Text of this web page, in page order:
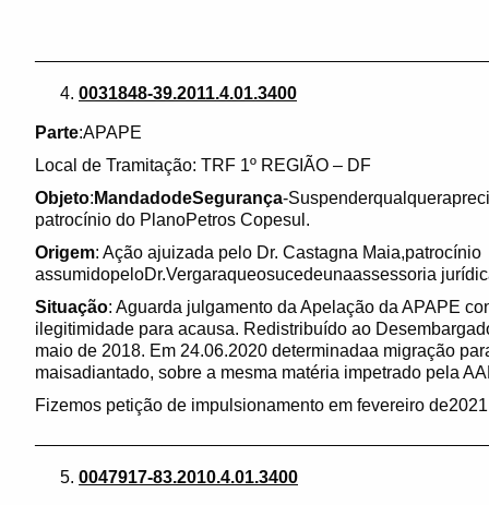
0031848-39.2011.4.01.3400
Parte:APAPE
Local de Tramitação: TRF 1º REGIÃO – DF
Objeto: MandadodeSegurança-
patrocínio do PlanoPetros Copesul.
Origem: Ação ajuizada pelo Dr. Castagna Maia,patrocínio
assumidopeloDr.Vergaraqueosucedeunaassessoria
Situação: Aguarda julgamento da Apelação da APAPE
ilegitimidade para acausa. Redistribuído ao
maio de 2018. Em 24.06.2020 determinadaa migração
maisadiantado, sobre a mesma matéria impetrado pela
Fizemos petição de impulsionamento em fevereiro
0047917-83.2010.4.01.3400